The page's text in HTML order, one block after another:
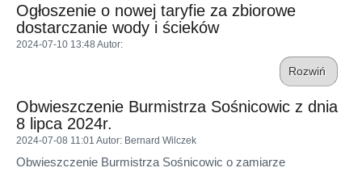
Ogłoszenie o nowej taryfie za zbiorowe
dostarczanie wody i ścieków
2024-07-10 13:48 Autor:
Rozwiń
Obwieszczenie Burmistrza Sośnicowic z dnia
8 lipca 2024r.
2024-07-08 11:01 Autor: Bernard Wilczek
Obwieszczenie Burmistrza Sośnicowic o zamiarze